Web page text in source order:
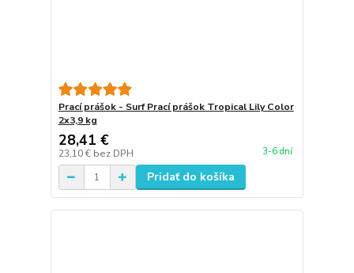
Prací prášok - Surf Prací prášok Tropical Lily Color
2x3,9 kg
28,41 €
23,10 € bez DPH 3-6 dní
Pridať do košíka